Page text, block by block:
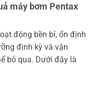
máy bơm Pentax
động bền bỉ, ổn định
định kỳ và vận
bỏ qua. Dưới đây là